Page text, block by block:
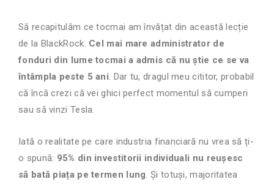
Să recapitulăm ce tocmai am învățat din această lecție
de la BlackRock. Cel mai mare administrator de
fonduri din lume tocmai a admis că nu știe ce se va
întâmpla peste 5 ani. Dar tu, dragul meu cititor, probabil
că încă crezi că vei ghici perfect momentul să cumperi
sau să vinzi Tesla.
Iată o realitate pe care industria financiară nu vrea să ți-
o spună: 95% din investitorii individuali nu reușesc
să bată piața pe termen lung. Și totuși, majoritatea